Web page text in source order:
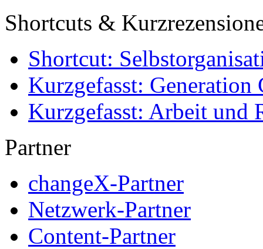
Shortcuts &
Shortcut:
Kurzgefasst: Generation
Kurzgefasst: Arbeit und
Partner
changeX-Partner
Netzwerk-Partner
Content-Partner